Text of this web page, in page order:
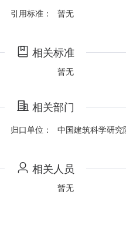
引用标准： 暂无
相关标准
暂无
相关部门
归口单位： 中国建筑科学研究
相关人员
暂无